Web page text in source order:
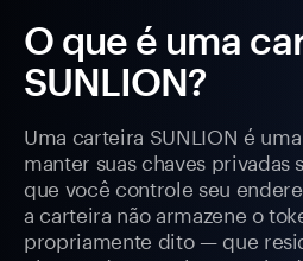
O que é uma
SUNLION?
Uma carteira SUNLION é
manter suas chaves
que você controle seu
a carteira não armazene o
propriamente dito — que